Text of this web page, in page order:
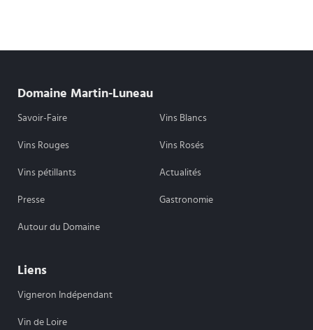
Domaine Martin-Luneau
Savoir-Faire Vins Blancs
Vins Rouges Vins Rosés
Vins pétillants Actualités
Presse Gastronomie
Autour du Domaine
Liens
Vigneron Indépendant
Vin de Loire